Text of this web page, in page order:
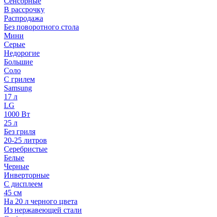
В рассрочку
Распродажа
Без поворотного стола
Мини
Серые
Недорогие
Большие
Соло
С грилем
Samsung
17 л
LG
1000 Вт
25 л
Без гриля
20-25 литров
Серебристые
Белые
Черные
Инверторные
С дисплеем
45 см
На 20 л черного цвета
Из нержавеющей стали